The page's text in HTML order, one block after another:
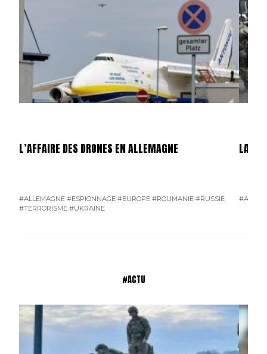
L’AFFAIRE DES DRONES EN ALLEMAGNE
#ALLEMAGNE #ESPIONNAGE #EUROPE #ROUMANIE #RUSSIE
#TERRORISME #UKRAINE
LA
#ACTU